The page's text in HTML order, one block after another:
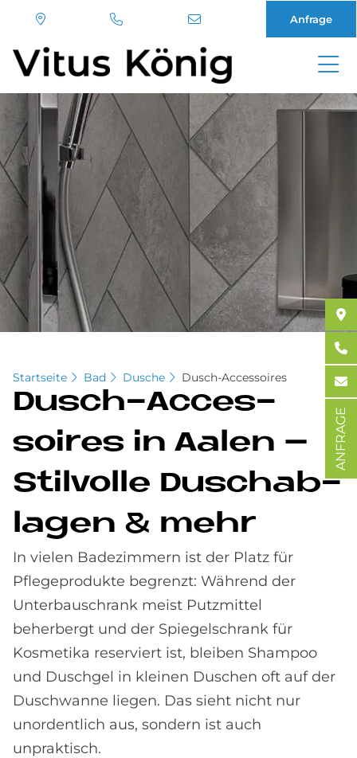
Direkt
Inhalt
Anfrage
Startseite Bad Dusche Dusch-Accessoires
Dusch-Ac­ces­
soires in Aa­len –
Stil­vol­le Dusch­ab­
la­gen & mehr
In vielen Badezimmern ist der Platz für
Pflegeprodukte begrenzt: Während der
Unterbauschrank meist Putzmittel
beherbergt und der Spiegelschrank für
Kosmetika reserviert ist, bleiben Shampoo
und Duschgel in kleinen Duschen oft auf der
Duschwanne liegen. Das sieht nicht nur
unordentlich aus, sondern ist auch
unpraktisch.
ANFRAGE